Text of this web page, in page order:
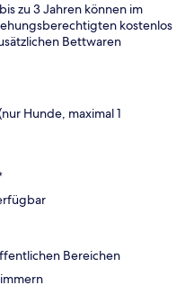
zu 3 Jahren können im
kostenlos
Bettwaren
Hunde, maximal 1
Bereichen